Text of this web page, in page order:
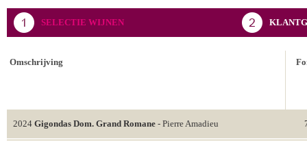
SELECTIE WIJNEN
Omschrijving
2024 Gigondas Dom. Grand Romane - Pierre Amadieu